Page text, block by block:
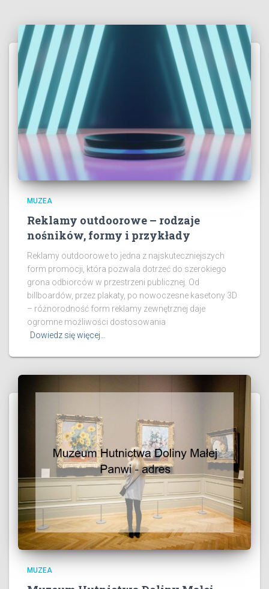
MUZEA
Reklamy outdoorowe – rodzaje
nośników, formy i przykłady
Reklamy outdoorowe to jedna z najskuteczniejszych
form promocji, która pozwala dotrzeć do szerokiego
grona odbiorców w przestrzeni publicznej. Od
billboardów, przez plakaty, po nowoczesne kasetony 3D
– różnorodność form reklamy zewnętrznej daje
ogromne możliwości dostosowania
Dowiedz się więcej…
MUZEA